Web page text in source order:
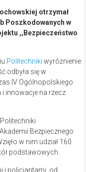
otrzymał
Poszkodowanych w
,,Bezpieczeństwo
Politechniki wyróżnienie
odbyła się w
IV Ogólnopolskiego
innowacje na rzecz
Bezpiecznego
w nim udział 160
podstawowych.
i policjantami, od